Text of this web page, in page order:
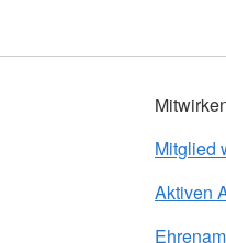
Mitglied
Aktiven